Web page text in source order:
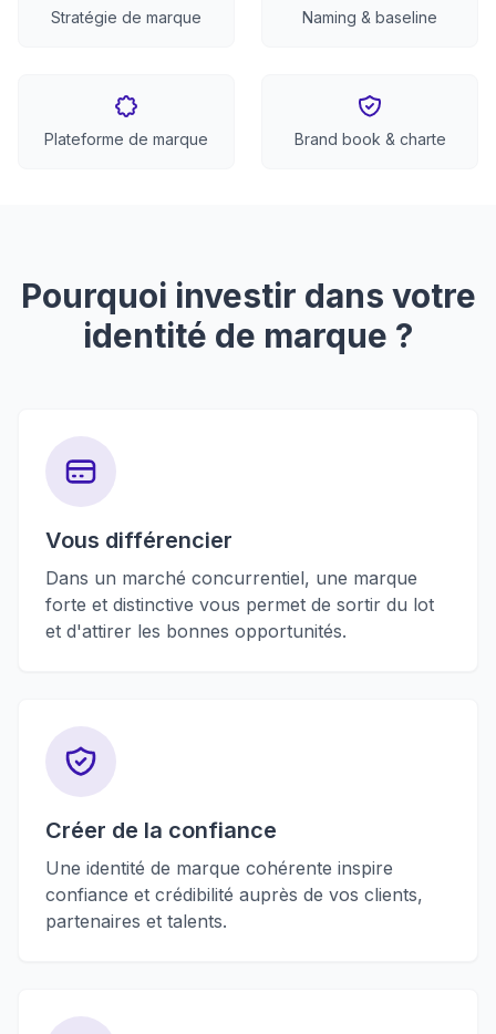
Stratégie de marque Naming & baseline
Plateforme de marque Brand book & charte
Pourquoi investir dans votre
identité de marque ?
Vous différencier
Dans un marché concurrentiel, une marque
forte et distinctive vous permet de sortir du lot
et d'attirer les bonnes opportunités.
Créer de la confiance
Une identité de marque cohérente inspire
confiance et crédibilité auprès de vos clients,
partenaires et talents.